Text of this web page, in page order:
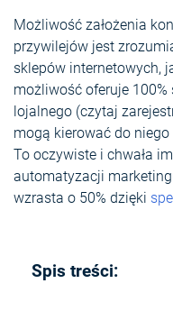
Możliwość założenia
przywilejów jest
sklepów internetowych,
możliwość oferuje
lojalnego (czytaj
mogą kierować do
To oczywiste i chwała
automatyzacji
wzrasta o 50% dzięki
Spis treści: